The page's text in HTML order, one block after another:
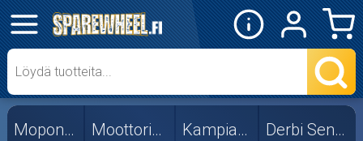
✕
Mopon osat
Skootterin osat
Mopon osat Moottorin osat Kampiakselit Derbi Senda 06-